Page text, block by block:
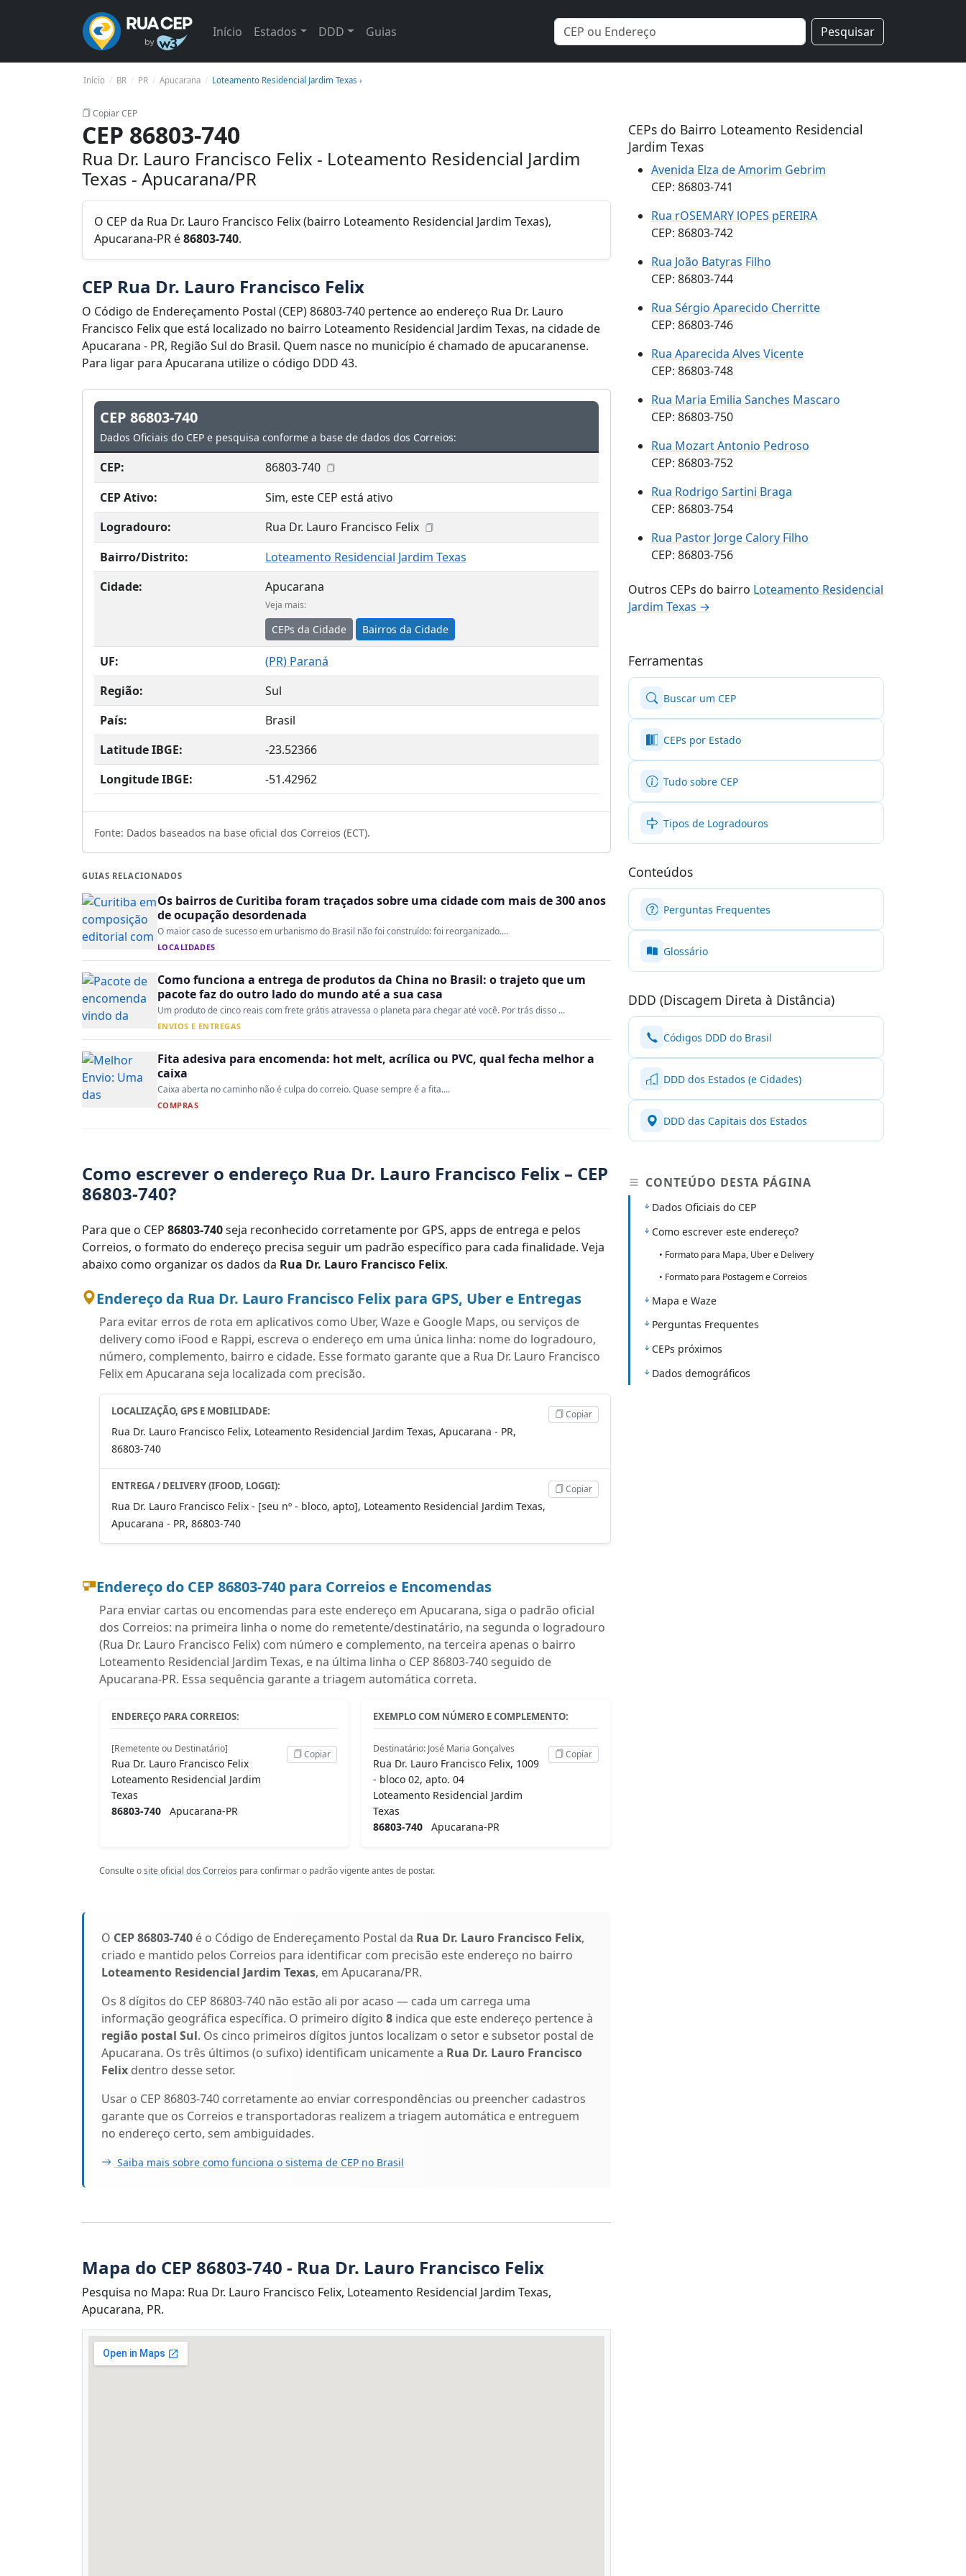
Início Estados DDD Guias Pesquisar
Início BR PR Apucarana Loteamento Residencial Jardim Texas ›
Copiar CEP
CEP 86803-740
Rua Dr. Lauro Francisco Felix - Loteamento Residencial Jardim
Texas - Apucarana/PR
O CEP da Rua Dr. Lauro Francisco Felix (bairro Loteamento Residencial Jardim Texas),
Apucarana-PR é86803-740.
CEP Rua Dr. Lauro Francisco Felix
O Código de Endereçamento Postal (CEP) 86803-740 pertence ao endereço Rua Dr. Lauro
Francisco Felix que está localizado no bairro Loteamento Residencial Jardim Texas, na cidade de
Apucarana - PR, Região Sul do Brasil. Quem nasce no município é chamado de apucaranense.
Para ligar para Apucarana utilize o código DDD 43.
CEP 86803-740
Dados Oficiais do CEP e pesquisa conforme a base de dados dos Correios:
CEP:
86803-740
CEP Ativo:
Sim, este CEP está ativo
Logradouro:
Rua Dr. Lauro Francisco Felix
Bairro/Distrito:
Loteamento Residencial Jardim Texas
Cidade:
Apucarana
Veja mais:
CEPs da Cidade Bairros da Cidade
UF: (PR) Paraná
Região:
Sul
País:
Brasil
Latitude IBGE:
-23.52366
Longitude IBGE:
-51.42962
Fonte: Dados baseados na base oficial dos Correios (ECT).
GUIAS RELACIONADOS
Os bairros de Curitiba foram traçados sobre uma cidade com mais de 300 anos
de ocupação desordenada
O maior caso de sucesso em urbanismo do Brasil não foi construído: foi reorganizado....
LOCALIDADES
Como funciona a entrega de produtos da China no Brasil: o trajeto que um
pacote faz do outro lado do mundo até a sua casa
Um produto de cinco reais com frete grátis atravessa o planeta para chegar até você. Por trás disso ...
ENVIOS E ENTREGAS
Fita adesiva para encomenda: hot melt, acrílica ou PVC, qual fecha melhor a
caixa
Caixa aberta no caminho não é culpa do correio. Quase sempre é a fita....
COMPRAS
Como escrever o endereço Rua Dr. Lauro Francisco Felix – CEP
86803-740?
Para que o CEP 86803-740seja reconhecido corretamente por GPS, apps de entrega e pelos
Correios, o formato do endereço precisa seguir um padrão específico para cada finalidade. Veja
abaixo como organizar os dados da Rua Dr. Lauro Francisco Felix.
Endereço da Rua Dr. Lauro Francisco Felix para GPS, Uber e Entregas
Para evitar erros de rota em aplicativos como Uber, Waze e Google Maps, ou serviços de
delivery como iFood e Rappi, escreva o endereço em uma única linha: nome do logradouro,
número, complemento, bairro e cidade. Esse formato garante que a Rua Dr. Lauro Francisco
Felix em Apucarana seja localizada com precisão.
LOCALIZAÇÃO, GPS E MOBILIDADE:
Rua Dr. Lauro Francisco Felix, Loteamento Residencial Jardim Texas, Apucarana - PR,
86803-740
Copiar
ENTREGA / DELIVERY (IFOOD, LOGGI):
Rua Dr. Lauro Francisco Felix - [seu nº - bloco, apto], Loteamento Residencial Jardim Texas,
Apucarana - PR, 86803-740
Copiar
Endereço do CEP 86803-740 para Correios e Encomendas
Para enviar cartas ou encomendas para este endereço em Apucarana, siga o padrão oficial
dos Correios: na primeira linha o nome do remetente/destinatário, na segunda o logradouro
(Rua Dr. Lauro Francisco Felix) com número e complemento, na terceira apenas o bairro
Loteamento Residencial Jardim Texas, e na última linha o CEP 86803-740 seguido de
Apucarana-PR. Essa sequência garante a triagem automática correta.
ENDEREÇO PARA CORREIOS:
[Remetente ou Destinatário]
Rua Dr. Lauro Francisco Felix
Loteamento Residencial Jardim
Texas
86803-740 Apucarana-PR
Copiar
EXEMPLO COM NÚMERO E COMPLEMENTO:
Destinatário: José Maria Gonçalves
Rua Dr. Lauro Francisco Felix, 1009
- bloco 02, apto. 04
Loteamento Residencial Jardim
Texas
86803-740 Apucarana-PR
Copiar
Consulte osite oficial dos Correios para confirmar o padrão vigente antes de postar.
O CEP 86803-740 é o Código de Endereçamento Postal da Rua Dr. Lauro Francisco Felix,
criado e mantido pelos Correios para identificar com precisão este endereço no bairro
Loteamento Residencial Jardim Texas, em Apucarana/PR.
Os 8 dígitos do CEP 86803-740 não estão ali por acaso — cada um carrega uma
informação geográfica específica. O primeiro dígito 8 indica que este endereço pertence à
região postal Sul. Os cinco primeiros dígitos juntos localizam o setor e subsetor postal de
Apucarana. Os três últimos (o sufixo) identificam unicamente a Rua Dr. Lauro Francisco
Felix dentro desse setor.
Usar o CEP 86803-740 corretamente ao enviar correspondências ou preencher cadastros
garante que os Correios e transportadoras realizem a triagem automática e entreguem
no endereço certo, sem ambiguidades.
Saiba mais sobre como funciona o sistema de CEP no Brasil
Mapa do CEP 86803-740 - Rua Dr. Lauro Francisco Felix
Pesquisa no Mapa: Rua Dr. Lauro Francisco Felix, Loteamento Residencial Jardim Texas,
Apucarana, PR.
CEPs do Bairro Loteamento Residencial
Jardim Texas
Avenida Elza de Amorim Gebrim
CEP: 86803-741
Rua rOSEMARY lOPES pEREIRA
CEP: 86803-742
Rua João Batyras Filho
CEP: 86803-744
Rua Sérgio Aparecido Cherritte
CEP: 86803-746
Rua Aparecida Alves Vicente
CEP: 86803-748
Rua Maria Emilia Sanches Mascaro
CEP: 86803-750
Rua Mozart Antonio Pedroso
CEP: 86803-752
Rua Rodrigo Sartini Braga
CEP: 86803-754
Rua Pastor Jorge Calory Filho
CEP: 86803-756
Outros CEPs do bairro Loteamento Residencial
Jardim Texas →
Ferramentas
Buscar um CEP
CEPs por Estado
Tudo sobre CEP
Tipos de Logradouros
Conteúdos
Perguntas Frequentes
Glossário
DDD (Discagem Direta à Distância)
Códigos DDD do Brasil
DDD dos Estados (e Cidades)
DDD das Capitais dos Estados
CONTEÚDO DESTA PÁGINA
Dados Oficiais do CEP
Como escrever este endereço?
• Formato para Mapa, Uber e Delivery
• Formato para Postagem e Correios
Mapa e Waze
Perguntas Frequentes
CEPs próximos
Dados demográficos